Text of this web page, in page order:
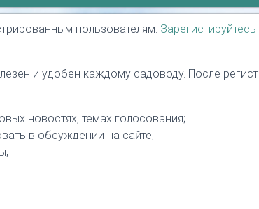
пользователям. Зарегистируйтесь
и удобен каждому садоводу. После
новостях, темах голосования;
в обсуждении на сайте;